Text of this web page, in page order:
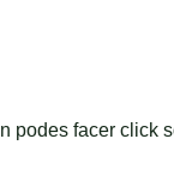
podes facer click